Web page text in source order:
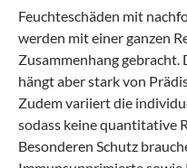
Feuchteschäden mit
werden mit einer ganzen
Zusammenhang
hängt aber stark von
Zudem variiert die
sodass keine quantitative
Besonderen Schutz